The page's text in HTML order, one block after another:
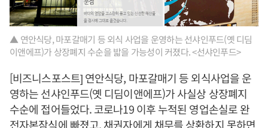
▲ 연안식당, 마포갈매기 등 외식 사업을 운영하는 선샤인푸드(옛 디딤
이앤에프)가 상장폐지 수순을 밟을 가능성이 커졌다. <선샤인푸드>
[비즈니스포스트] 연안식당, 마포갈매기 등 외식사업을 운
영하는 선샤인푸드(옛 디딤이앤에프)가 사실상 상장폐지
수순에 접어들었다. 코로나19 이후 누적된 영업손실로 완
전자본잠식에 빠졌고, 채권자에게 채무를 상환하지 못하면